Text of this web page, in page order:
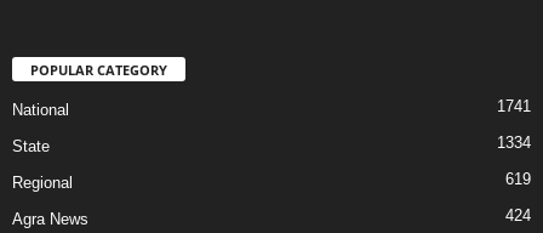
POPULAR CATEGORY
National 1741
State 1334
Regional 619
Agra News 424